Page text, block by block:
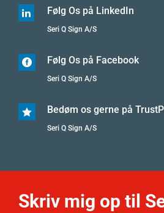
 Følg Os på LinkedIn
Seri Q Sign A/S
 Følg Os på Facebook
Seri Q Sign A/S
 Bedøm os gerne på
Seri Q Sign A/S
Skriv mig op til